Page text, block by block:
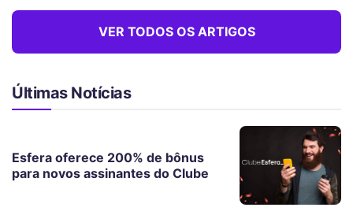
VER TODOS OS ARTIGOS
Últimas Notícias
Esfera oferece 200% de bônus
para novos assinantes do Clube